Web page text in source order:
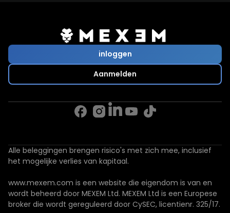
inloggen
Aanmelden
Alle beleggingen brengen risico's met zich mee, inclusief
het mogelijke verlies van kapitaal.
www.mexem.com is een website die eigendom is van en
wordt beheerd door MEXEM Ltd. MEXEM Ltd is een Europese
broker die wordt gereguleerd door CySEC, licentienr. 325/17.